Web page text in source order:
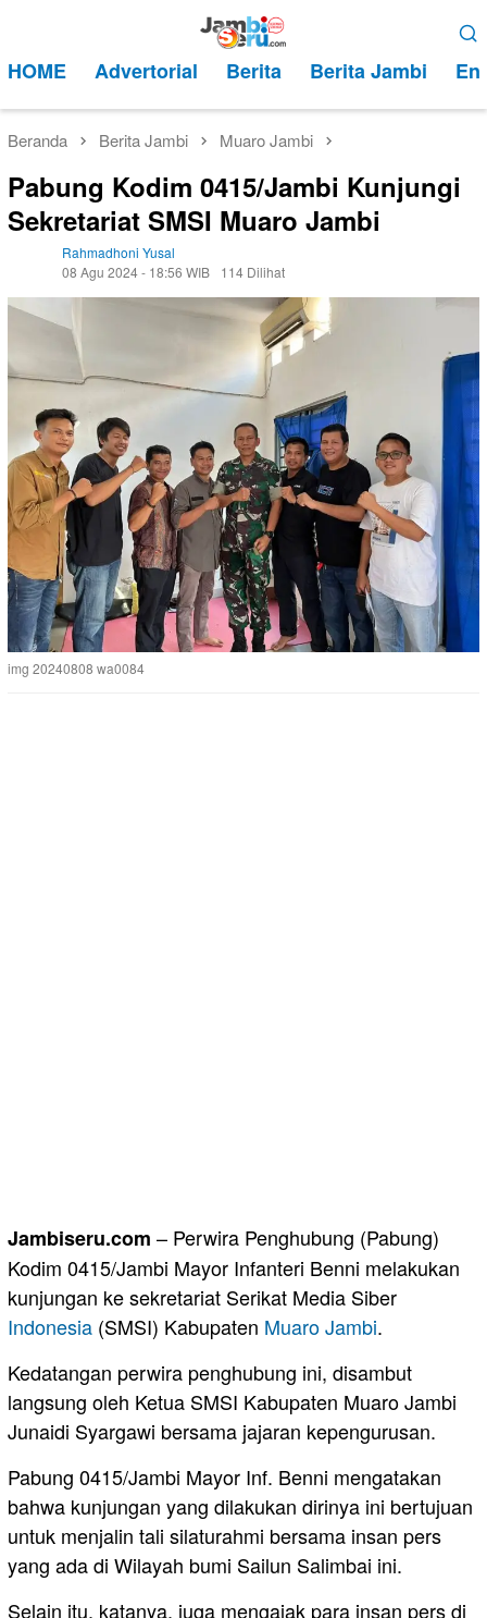
kontenMobile
HOME Advertorial Berita Berita Jambi
Beranda Berita Jambi Muaro Jambi
Pabung Kodim 0415/Jambi Kunjungi
Sekretariat SMSI Muaro Jambi
Rahmadhoni Yusal
08 Agu 2024 - 18:56 WIB
114 Dilihat
img 20240808 wa0084
Jambiseru.com – Perwira Penghubung (Pabung)
Kodim 0415/Jambi Mayor Infanteri Benni melakukan
kunjungan ke sekretariat Serikat Media Siber
Indonesia (SMSI) Kabupaten Muaro Jambi.
Kedatangan perwira penghubung ini, disambut
langsung oleh Ketua SMSI Kabupaten Muaro Jambi
Junaidi Syargawi bersama jajaran kepengurusan.
Pabung 0415/Jambi Mayor Inf. Benni mengatakan
bahwa kunjungan yang dilakukan dirinya ini bertujuan
untuk menjalin tali silaturahmi bersama insan pers
yang ada di Wilayah bumi Sailun Salimbai ini.
Selain itu, katanya, juga mengajak para insan pers di